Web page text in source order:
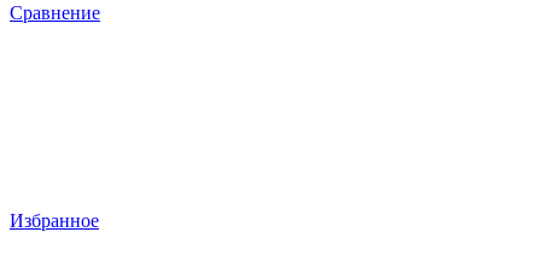
Сравнение
Избранное